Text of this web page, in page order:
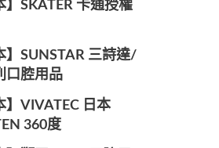
SKATER 卡通授權
SUNSTAR 三詩達/
口腔用品
VIVATEC 日本
360度